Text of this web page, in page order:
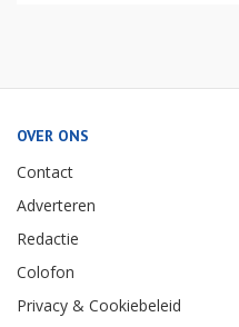
OVER ONS
Contact
Adverteren
Redactie
Colofon
Privacy & Cookiebeleid